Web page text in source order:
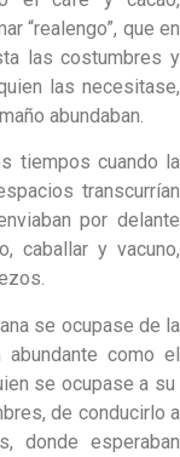
“realengo”, que en
las costumbres y
las necesitase,
abundaban.
cuando la
transcurrían
por delante
caballar y vacuno,
se ocupase de la
como el
se ocupase a su
de conducirlo a
donde esperaban